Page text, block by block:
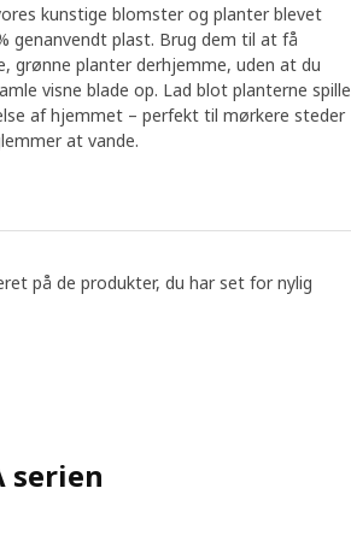
kunstige blomster og planter blevet
genanvendt plast. Brug dem til at få
grønne planter derhjemme, uden at du
visne blade op. Lad blot planterne spille
af hjemmet – perfekt til mørkere steder
at vande.
på de produkter, du har set for nylig
serien